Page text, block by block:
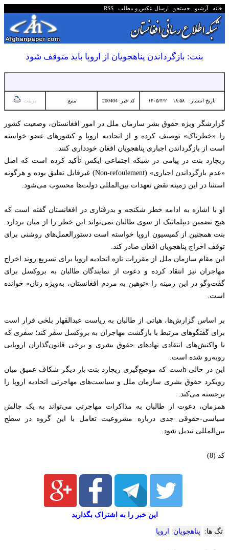
خانه آرشیو جستجو ارسال عکس و مطلب RSS
بنت: بازگرداندن پناهجویان از اروپا باید متوقف شود
تاریخ انتشار: ۱۸:۵۸ ۱۴۰۵/۴/۲ کد خبر: 200404 منبع: پرینت
گزارشگر ویژه حقوق بشر سازمان ملل در امور افغانستان، وضعیت کشور
را «خطرناک» توصیف کرده و از اتحادیه اروپا و کشورهای عضو خواسته
است از بازگرداندن اجباری پناهجویان افغان خودداری کنند.
ریچارد بنت در پیامی در شبکه اجتماعی ایکس تأکید کرده است که اصل
«عدم بازگرداندن اجباری» (Non-refoulement) غیرقابل تعلیق بوده و هرگونه
استثنا در این زمینه نقض تعهدات بین‌المللی دولت‌ها محسوب می‌شود.
او با اشاره به ادامه خطر شکنجه و بدرفتاری در افغانستان گفته است که
هیچ تضمین دیپلماتیک از سوی طالبان نمی‌تواند این خطر را از میان بردارد.
بنت همچنین از کمیسیون اروپا خواسته است دستورالعمل‌های روشنی برای
توقف اخراج پناهجویان افغان صادر کند.
این مقام سازمان ملل از مقررات تازه اتحادیه اروپا برای تسریع روند اخراج
مهاجران نیز انتقاد کرده و دعوت از نمایندگان طالبان به بروکسل برای
گفت‌وگو در این زمینه را «توهین به مردم افغانستان، به‌ویژه زنان» خوانده
است.
بر اساس گزارش‌ها، هیاتی از طالبان به ریاست عبدالقهار بلخی قرار است
برای گفتگوهای مرتبط با بازگشت مهاجران به بروکسل سفر کند؛ سفری که
با واکنش‌های انتقادی نهادهای حقوق بشری و برخی قانون‌گذاران اروپایی
روبه‌رو شده است.
این در حالی hست که موضع‌گیری ریچارد بنت بار دیگر شکاف عمیق میان
رویکرد حقوق بشری سازمان ملل و سیاست‌های مهاجرتی اتحادیه اروپا را
برجسته می‌کند.
همزمان، دعوت از طالبان به مذاکرات مهاجرتی می‌تواند به یک چالش
سیاسی-حقوقی جدی درباره مشروعیت تعامل با این گروه در سطح
بین‌المللی تبدیل شود.
کد (8)
این خبر را به اشتراک بگذارید
تگ ها: پناهجویان اروپا